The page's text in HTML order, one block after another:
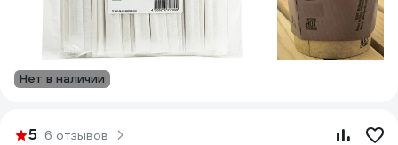
Нет в наличии
5 6 отзывов